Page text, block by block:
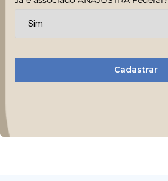
Cadastrar